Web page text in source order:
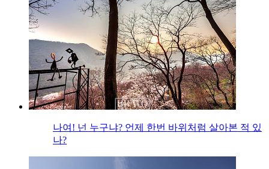
나여! 넌 누구냐? 언제 한번 바위처럼 살아본 적 있
나?